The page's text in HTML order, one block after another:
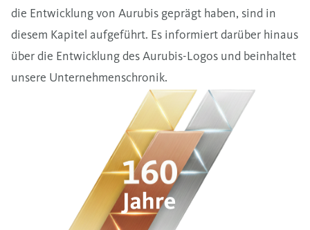
die Entwicklung von Aurubis geprägt haben, sind in
diesem Kapitel aufgeführt. Es informiert darüber hinaus
über die Entwicklung des Aurubis-Logos und beinhaltet
unsere Unternehmenschronik.